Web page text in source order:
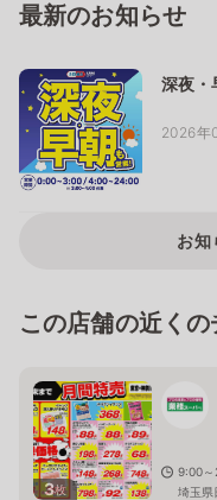
最新のお知らせ
深夜
2026年
お知
この店舗の近くの
3枚
9:00
埼玉県